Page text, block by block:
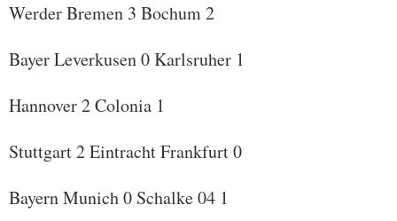
Werder Bremen 3 Bochum 2
Bayer Leverkusen 0 Karlsruher 1
Hannover 2 Colonia 1
Stuttgart 2 Eintracht Frankfurt 0
Bayern Munich 0 Schalke 04 1